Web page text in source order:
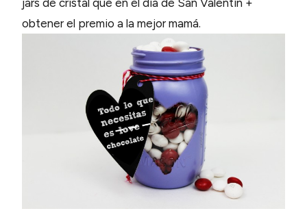
obtener el premio a la mejor mamá.